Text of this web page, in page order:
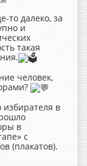
то далеко, за
и
такая
человек,
избирателя в
в
с
(плакатов).